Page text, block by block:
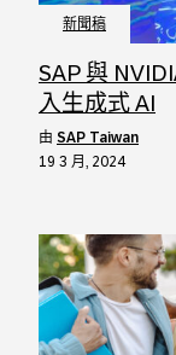
新聞稿
SAP 與
入生成式 AI
SAP Taiwan
19 3 月, 2024